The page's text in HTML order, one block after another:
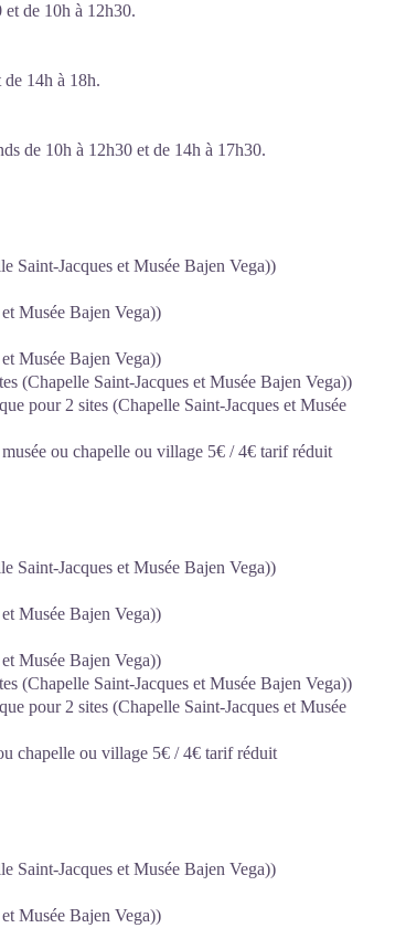
de 10h à 12h30.
14h à 18h.
de 10h à 12h30 et de 14h à 17h30.
Saint-Jacques et Musée Bajen Vega))
Musée Bajen Vega))
Musée Bajen Vega))
(Chapelle Saint-Jacques et Musée Bajen Vega))
pour 2 sites (Chapelle Saint-Jacques et Musée
ou chapelle ou village 5€ / 4€ tarif réduit
Saint-Jacques et Musée Bajen Vega))
Musée Bajen Vega))
Musée Bajen Vega))
(Chapelle Saint-Jacques et Musée Bajen Vega))
pour 2 sites (Chapelle Saint-Jacques et Musée
chapelle ou village 5€ / 4€ tarif réduit
Saint-Jacques et Musée Bajen Vega))
Musée Bajen Vega))